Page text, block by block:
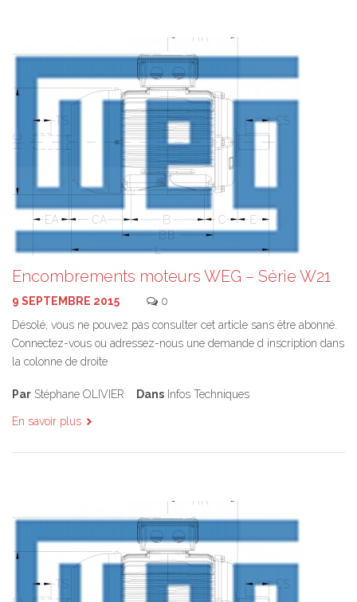
Encombrements moteurs WEG – Série W21
9 SEPTEMBRE 2015
0
Désolé, vous ne pouvez pas consulter cet article sans être abonné.
Connectez-vous ou adressez-nous une demande d inscription dans
la colonne de droite
Par Stéphane OLIVIER Dans Infos Techniques
En savoir plus